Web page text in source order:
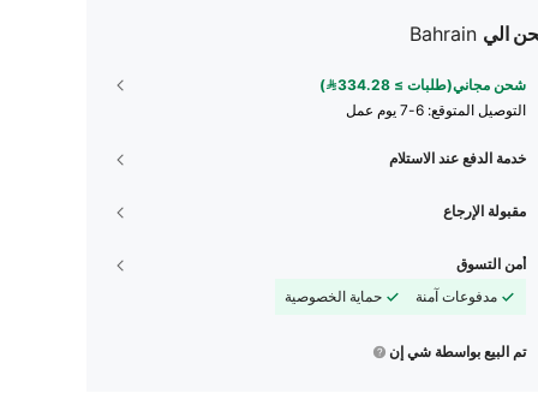
الي Bahrain
شحن مجاني(طلبات ≥ 334.28)
التوصيل المتوقع: 6-7 يوم عمل
خدمة الدفع عند الاستلام
مقبولة الإرجاع
أمن التسوق
مدفوعات آمنة
حماية الخصوصية
تم البيع بواسطة شي إن